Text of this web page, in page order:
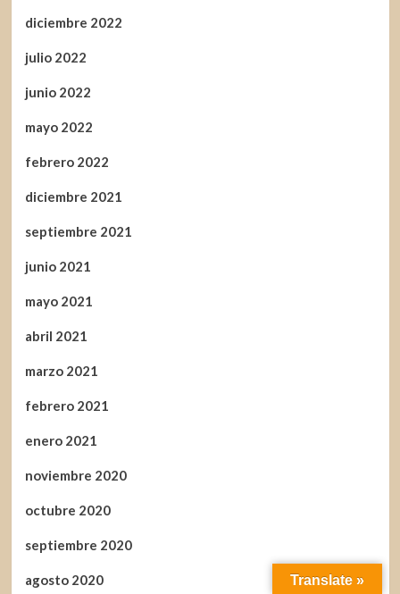
diciembre 2022
julio 2022
junio 2022
mayo 2022
febrero 2022
diciembre 2021
septiembre 2021
junio 2021
mayo 2021
abril 2021
marzo 2021
febrero 2021
enero 2021
noviembre 2020
octubre 2020
septiembre 2020
agosto 2020 Translate »